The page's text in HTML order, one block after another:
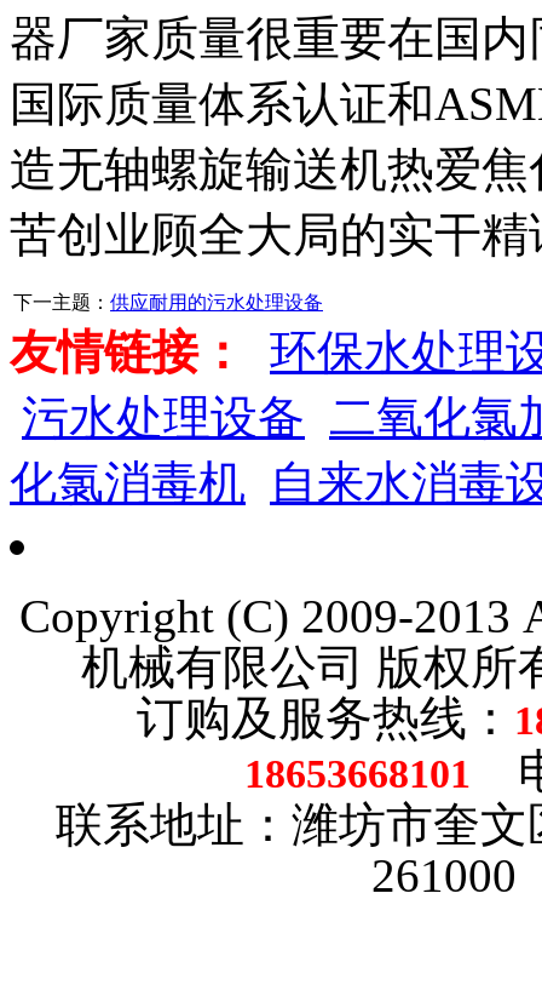
器厂家质量很重要在国
国际质量体系认证和
造无轴螺旋输送机热爱
苦创业顾全大局的实干
下一主题： 供应耐用的污水处理设备
友情链接：
环保水处理
污水处理设备 二氧化氯
化氯消毒机
自来水消毒
Copyright (C) 2009-2013
机械有限公司 版权
订购及服务热线：
18653668101
联系地址：潍坊市奎